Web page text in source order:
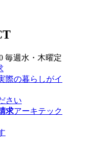
毎週水・木曜定
際の暮らしがイ
さい
求アーキテック